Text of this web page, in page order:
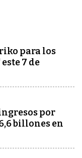
para los
7 de
por
billones en